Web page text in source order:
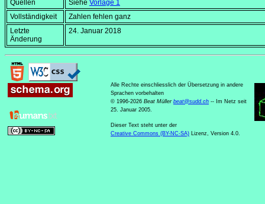
Quellen
Siehe Vorlage 1
Vollständigkeit
Zahlen fehlen ganz
Letzte
Änderung
24. Januar 2018
Alle Rechte einschliesslich der Übersetzung in andere
Sprachen vorbehalten
© 1996-2026 Beat Müller beat@sudd.ch -- Im Netz seit
25. Januar 2005.
Dieser Text steht unter der
Creative Commons (BY-NC-SA) Lizenz, Version 4.0.